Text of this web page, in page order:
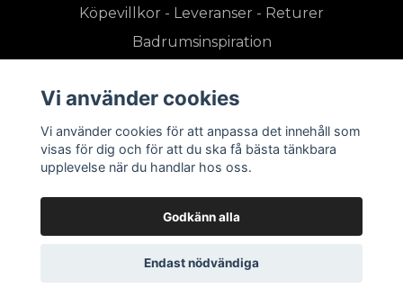
Köpevillkor - Leveranser - Returer
Badrumsinspiration
© 2026 badrumsshoppen.se
Vi använder cookies
Vi använder cookies för att anpassa det innehåll som
visas för dig och för att du ska få bästa tänkbara
upplevelse när du handlar hos oss.
Godkänn alla
Endast nödvändiga